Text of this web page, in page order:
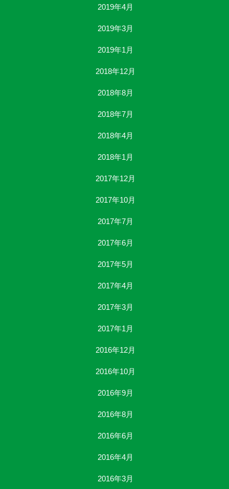
2019年4月
2019年3月
2019年1月
2018年12月
2018年8月
2018年7月
2018年4月
2018年1月
2017年12月
2017年10月
2017年7月
2017年6月
2017年5月
2017年4月
2017年3月
2017年1月
2016年12月
2016年10月
2016年9月
2016年8月
2016年6月
2016年4月
2016年3月